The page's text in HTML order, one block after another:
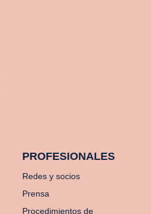
PROFESIONALES
Redes y socios
Prensa
Procedimientos de